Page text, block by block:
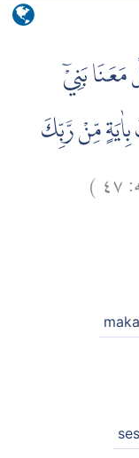
مَعَنَا بَنِيْٓ
مِّنْ رَّبِّكَ
٤٧)